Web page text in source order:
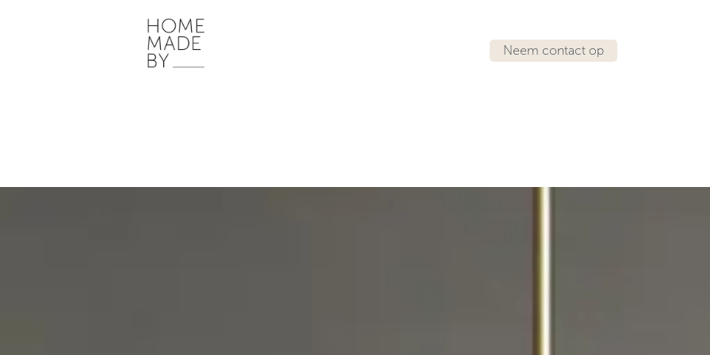
Neem contact op